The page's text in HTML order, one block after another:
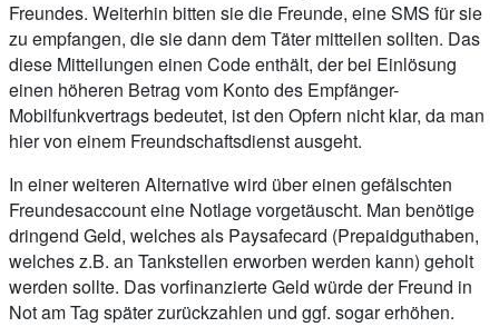
Freundes. Weiterhin bitten sie die Freunde, eine SMS für sie
zu empfangen, die sie dann dem Täter mitteilen sollten. Das
diese Mitteilungen einen Code enthält, der bei Einlösung
einen höheren Betrag vom Konto des Empfänger-
Mobilfunkvertrags bedeutet, ist den Opfern nicht klar, da man
hier von einem Freundschaftsdienst ausgeht.
In einer weiteren Alternative wird über einen gefälschten
Freundesaccount eine Notlage vorgetäuscht. Man benötige
dringend Geld, welches als Paysafecard (Prepaidguthaben,
welches z.B. an Tankstellen erworben werden kann) geholt
werden sollte. Das vorfinanzierte Geld würde der Freund in
Not am Tag später zurückzahlen und ggf. sogar erhöhen.